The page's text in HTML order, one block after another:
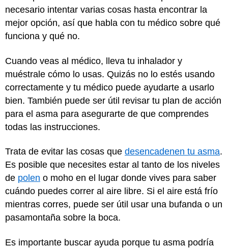
necesario intentar varias cosas hasta encontrar la
mejor opción, así que habla con tu médico sobre qué
funciona y qué no.
Cuando veas al médico, lleva tu inhalador y
muéstrale cómo lo usas. Quizás no lo estés usando
correctamente y tu médico puede ayudarte a usarlo
bien. También puede ser útil revisar tu plan de acción
para el asma para asegurarte de que comprendes
todas las instrucciones.
Trata de evitar las cosas que desencadenen tu asma.
Es posible que necesites estar al tanto de los niveles
de polen o moho en el lugar donde vives para saber
cuándo puedes correr al aire libre. Si el aire está frío
mientras corres, puede ser útil usar una bufanda o un
pasamontaña sobre la boca.
Es importante buscar ayuda porque tu asma podría